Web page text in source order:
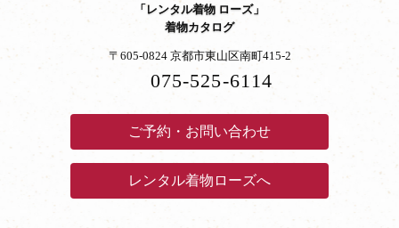
「レンタル着物 ローズ」
着物カタログ
〒605-0824 京都市東山区南町415-2
075-525-6114
ご予約・お問い合わせ
レンタル着物ローズへ